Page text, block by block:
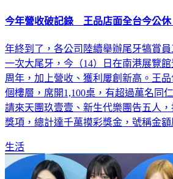
年終到了，各公司陸續舉辦尾牙犒賞
一次大尾牙，今（14）日在南港展覽
周年，加上營收、獲利屢創新高。王品
個樓層，席開1,100桌，有超過萬名同
請來天團玖壹壹、新生代樂團告五人，
生活